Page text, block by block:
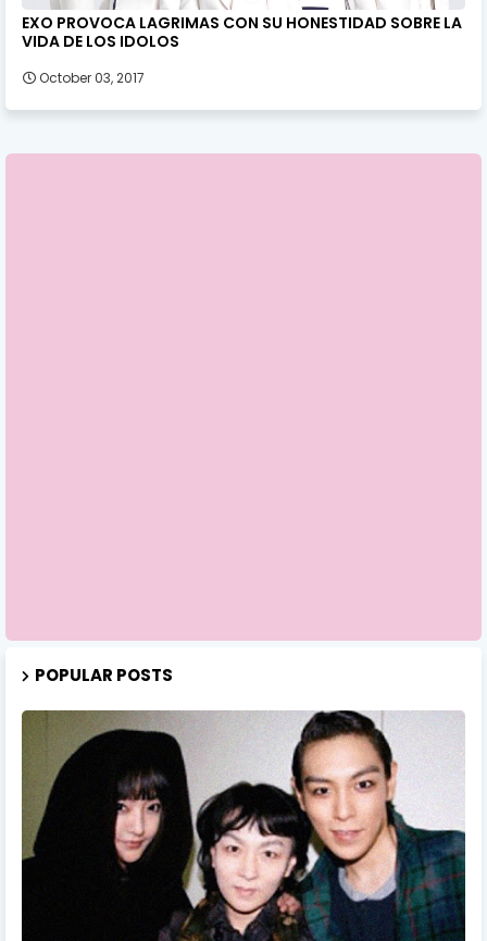
EXO PROVOCA LAGRIMAS CON SU HONESTIDAD SOBRE LA
VIDA DE LOS IDOLOS
October 03, 2017
POPULAR POSTS